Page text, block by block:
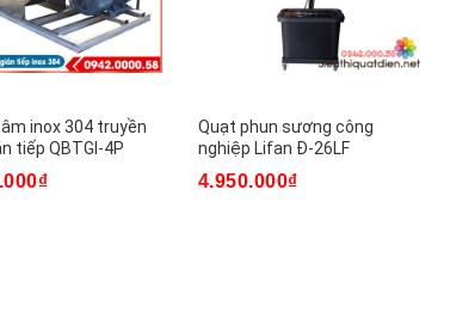
inox 304 truyền
tiếp QBTGI-4P
Quạt phun sương công
nghiệp Lifan Đ-26LF
4.950.000₫